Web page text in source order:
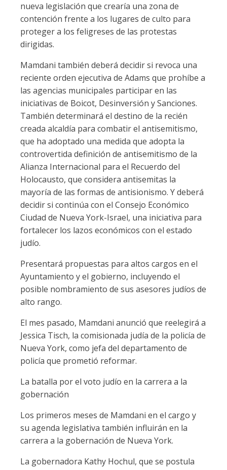
nueva legislación que crearía una zona de
contención frente a los lugares de culto para
proteger a los feligreses de las protestas
dirigidas.
Mamdani también deberá decidir si revoca una
reciente orden ejecutiva de Adams que prohíbe a
las agencias municipales participar en las
iniciativas de Boicot, Desinversión y Sanciones.
También determinará el destino de la recién
creada alcaldía para combatir el antisemitismo,
que ha adoptado una medida que adopta la
controvertida definición de antisemitismo de la
Alianza Internacional para el Recuerdo del
Holocausto, que considera antisemitas la
mayoría de las formas de antisionismo. Y deberá
decidir si continúa con el Consejo Económico
Ciudad de Nueva York-Israel, una iniciativa para
fortalecer los lazos económicos con el estado
judío.
Presentará propuestas para altos cargos en el
Ayuntamiento y el gobierno, incluyendo el
posible nombramiento de sus asesores judíos de
alto rango.
El mes pasado, Mamdani anunció que reelegirá a
Jessica Tisch, la comisionada judía de la policía de
Nueva York, como jefa del departamento de
policía que prometió reformar.
La batalla por el voto judío en la carrera a la
gobernación
Los primeros meses de Mamdani en el cargo y
su agenda legislativa también influirán en la
carrera a la gobernación de Nueva York.
La gobernadora Kathy Hochul, que se postula